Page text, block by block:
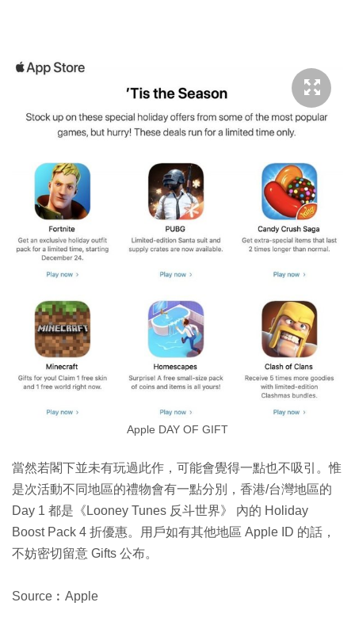
Apple DAY OF GIFT
當然若閣下並未有玩過此作，可能會覺得一點也不吸引。惟
是次活動不同地區的禮物會有一點分別，香港/台灣地區的
Day 1 都是《Looney Tunes 反斗世界》 內的 Holiday
Boost Pack 4 折優惠。用戶如有其他地區 Apple ID 的話，
不妨密切留意 Gifts 公布。
Source︰Apple